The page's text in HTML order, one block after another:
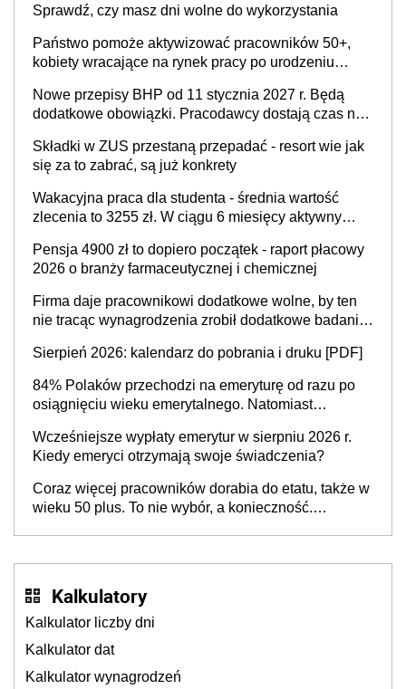
Sprawdź, czy masz dni wolne do wykorzystania
Państwo pomoże aktywizować pracowników 50+,
kobiety wracające na rynek pracy po urodzeniu
neuroatypowe. Powstanie Fundusz na rzecz
Inkluzywności w Zatrudnianiu?
Nowe przepisy BHP od 11 stycznia 2027 r. Będą
dodatkowe obowiązki. Pracodawcy dostają czas na
Składki w ZUS przestaną przepadać - resort wie jak
się za to zabrać, są już konkrety
Wakacyjna praca dla studenta - średnia wartość
zlecenia to 3255 zł. W ciągu 6 miesięcy aktywny
Pensja 4900 zł to dopiero początek - raport płacowy
2026 o branży farmaceutycznej i chemicznej
Firma daje pracownikowi dodatkowe wolne, by ten
nie tracąc wynagrodzenia zrobił dodatkowe badania.
Sierpień 2026: kalendarz do pobrania i druku [PDF]
84% Polaków przechodzi na emeryturę od razu po
osiągnięciu wieku emerytalnego. Natomiast
stanie? Pracownicy 45+ to siła napędowa
gospodarki
Wcześniejsze wypłaty emerytur w sierpniu 2026 r.
Kiedy emeryci otrzymają swoje świadczenia?
Coraz więcej pracowników dorabia do etatu, także w
wieku 50 plus. To nie wybór, a konieczność.
Kalkulatory
Kalkulator liczby dni
Kalkulator dat
Kalkulator wynagrodzeń